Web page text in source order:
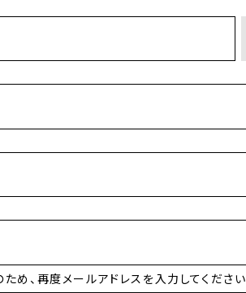
め、再度メールアドレスを入力してください